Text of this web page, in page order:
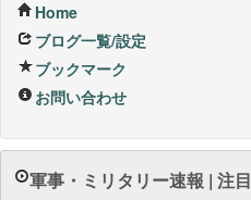
24Hランキング
昨日のランキング
1週間内ランキング
1ヶ月内ランキング
Home
ブログ一覧/設定
ブックマーク
お問い合わせ
軍事・ミリタリー速報 | 注目